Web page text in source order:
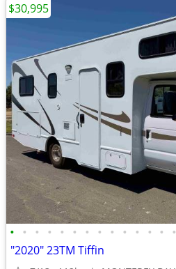
• • • • • • • • • • • • • •
"2020" 23TM Tiffin
$30,995